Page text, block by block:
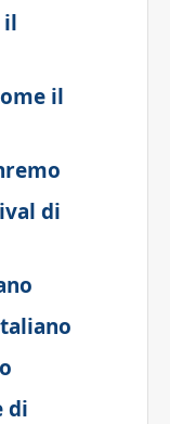
il
il
di
di